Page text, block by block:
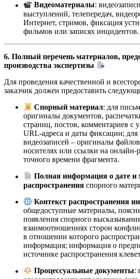
Видеоматериалы:
выступлений, телепередач,
Интернет, стримов, фиксация
фильмов или записях инцидентов.
6. Полный перечень материалов,
производства экспертизы
Для проведения качественной и
заказчик должен предоставить
Спорный материал: для
оригиналы документов,
страниц, постов, комментариев с
URL-адреса и даты фиксации; для
видеозаписей – оригиналы
носителях или ссылки на онлайн-
точного времени фрагмента.
Полная информация о дате и
распространения спорного
Контекст распространения
общедоступные материалы,
появления спорного
взаимоотношениях сторон
в отношении которого
информация; информация о
источнике распространения
Процессуальные документы: